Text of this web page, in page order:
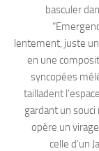
basculer
lentement, juste
en une
syncopées
tailladent
gardant un souci
opère un
celle d’un